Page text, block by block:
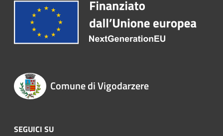
Comune di Vigodarzere
SEGUICI SU